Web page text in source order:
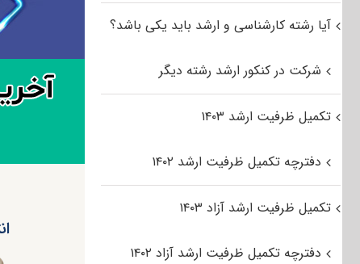
آیا رشته کارشناسی و ارشد باید یکی باشد؟
شرکت در کنکور ارشد رشته دیگر
تکمیل ظرفیت ارشد ۱۴۰۳
دفترچه تکمیل ظرفیت ارشد ۱۴۰۲
تکمیل ظرفیت ارشد آزاد ۱۴۰۳
دفترچه تکمیل ظرفیت ارشد آزاد ۱۴۰۲